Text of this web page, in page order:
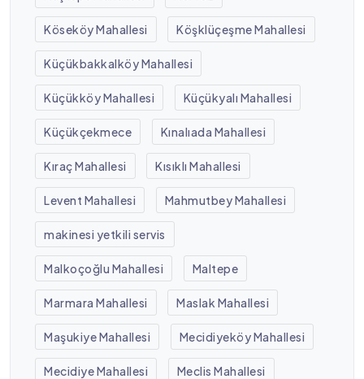
Köseköy Mahallesi Köşklüçeşme Mahallesi
Küçükbakkalköy Mahallesi
Küçükköy Mahallesi Küçükyalı Mahallesi
Küçükçekmece Kınalıada Mahallesi
Kıraç Mahallesi Kısıklı Mahallesi
Levent Mahallesi Mahmutbey Mahallesi
makinesi yetkili servis
Malkoçoğlu Mahallesi Maltepe
Marmara Mahallesi Maslak Mahallesi
Maşukiye Mahallesi Mecidiyeköy Mahallesi
Mecidiye Mahallesi Meclis Mahallesi